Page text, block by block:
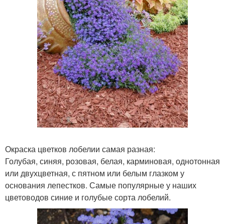
Окраска цветков лобелии самая разная:
Голубая, синяя, розовая, белая, карминовая, однотонная
или двухцветная, с пятном или белым глазком у
основания лепестков. Самые популярные у наших
цветоводов синие и голубые сорта лобелий.